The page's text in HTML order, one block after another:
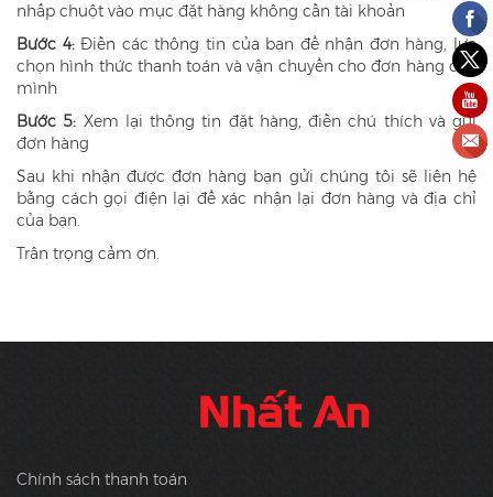
nhấp chuột vào mục đặt hàng không cần tài khoản
Bước 4:Điền các thông tin của bạn để nhận đơn hàng, lựa
chọn hình thức thanh toán và vận chuyển cho đơn hàng của
mình
Bước 5: Xem lại thông tin đặt hàng, điền chú thích và gửi
đơn hàng
Sau khi nhận được đơn hàng bạn gửi chúng tôi sẽ liên hệ
bằng cách gọi điện lại để xác nhận lại đơn hàng và địa chỉ
của bạn.
Trân trọng cảm ơn.
Chính sách thanh toán